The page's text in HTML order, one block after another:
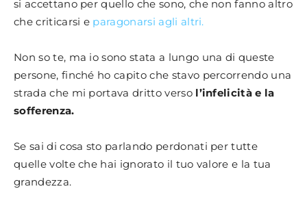
si accettano per quello che sono, che non fanno altro
che criticarsi e paragonarsi agli altri.
Non so te, ma io sono stata a lungo una di queste
persone, finché ho capito che stavo percorrendo una
strada che mi portava dritto verso l’infelicità e la
sofferenza.
Se sai di cosa sto parlando perdonati per tutte
quelle volte che hai ignorato il tuo valore e la tua
grandezza.